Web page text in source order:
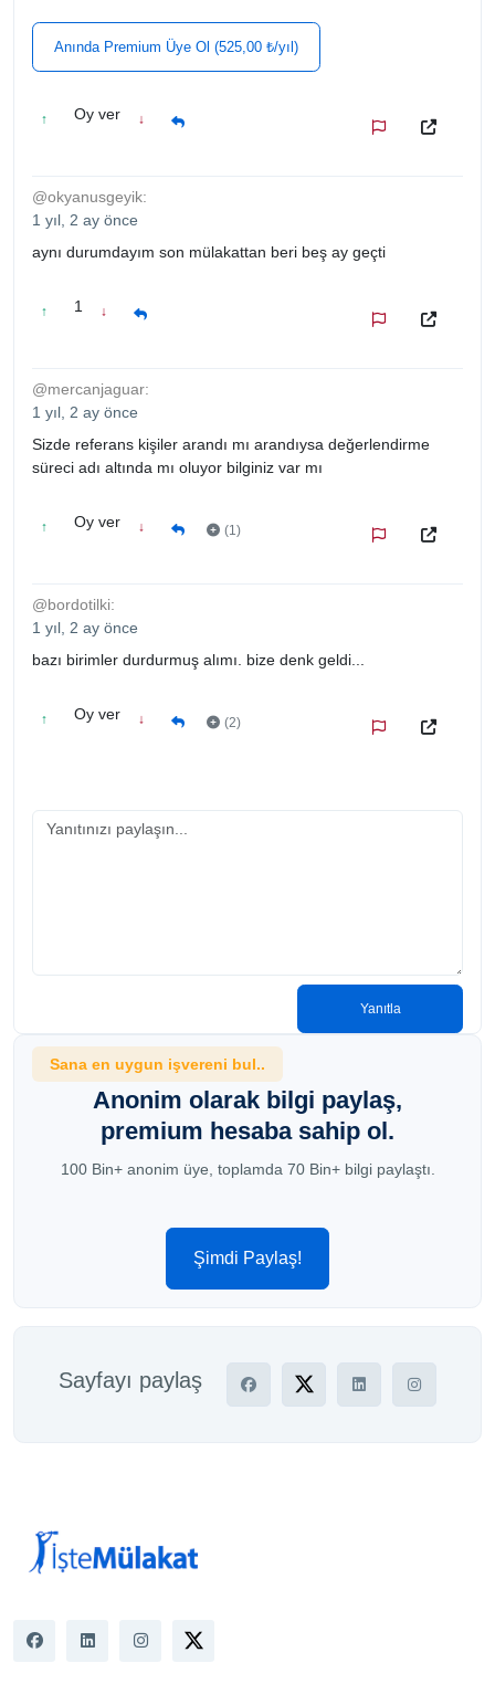
Anında Premium Üye Ol (525,00 ₺/yıl)
↑ Oy ver ↓
@okyanusgeyik:
1 yıl, 2 ay önce
aynı durumdayım son mülakattan beri beş ay geçti
↑ 1 ↓
@mercanjaguar:
1 yıl, 2 ay önce
Sizde referans kişiler arandı mı arandıysa değerlendirme
süreci adı altında mı oluyor bilginiz var mı
↑ Oy ver ↓ (1)
@bordotilki:
1 yıl, 2 ay önce
bazı birimler durdurmuş alımı. bize denk geldi...
↑ Oy ver ↓ (2)
Yanıtla
Sana en uygun işvereni bul..
Anonim olarak bilgi paylaş,
premium hesaba sahip ol.
100 Bin+ anonim üye, toplamda 70 Bin+ bilgi paylaştı.
Şimdi Paylaş!
Sayfayı paylaş